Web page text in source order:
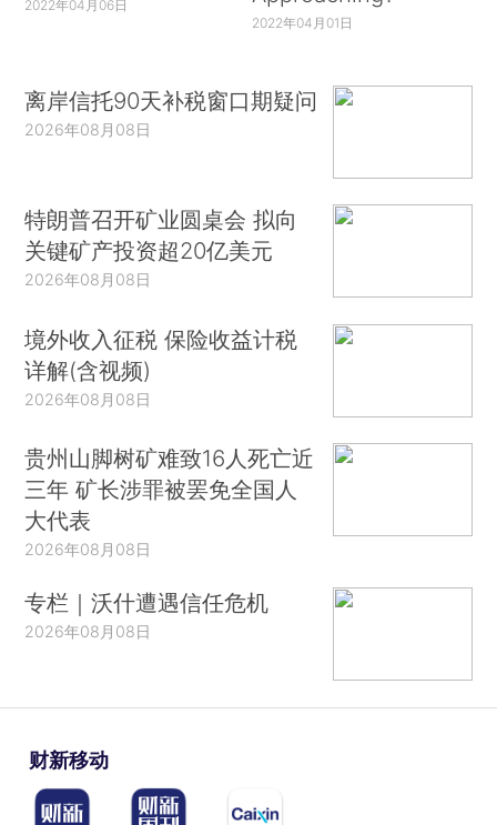
2022年04月06日
2022年04月01日
离岸信托90天补税窗口期疑问
2026年08月08日
特朗普召开矿业圆桌会 拟向
关键矿产投资超20亿美元
2026年08月08日
境外收入征税 保险收益计税
详解(含视频)
2026年08月08日
贵州山脚树矿难致16人死亡近
三年 矿长涉罪被罢免全国人
大代表
2026年08月08日
专栏｜沃什遭遇信任危机
2026年08月08日
财新移动